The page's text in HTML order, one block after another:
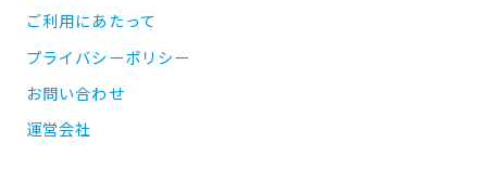
ご利用にあたって
プライバシーポリシー
お問い合わせ
運営会社